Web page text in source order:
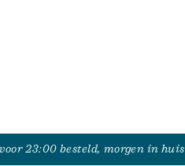
23:00 besteld, morgen in huis